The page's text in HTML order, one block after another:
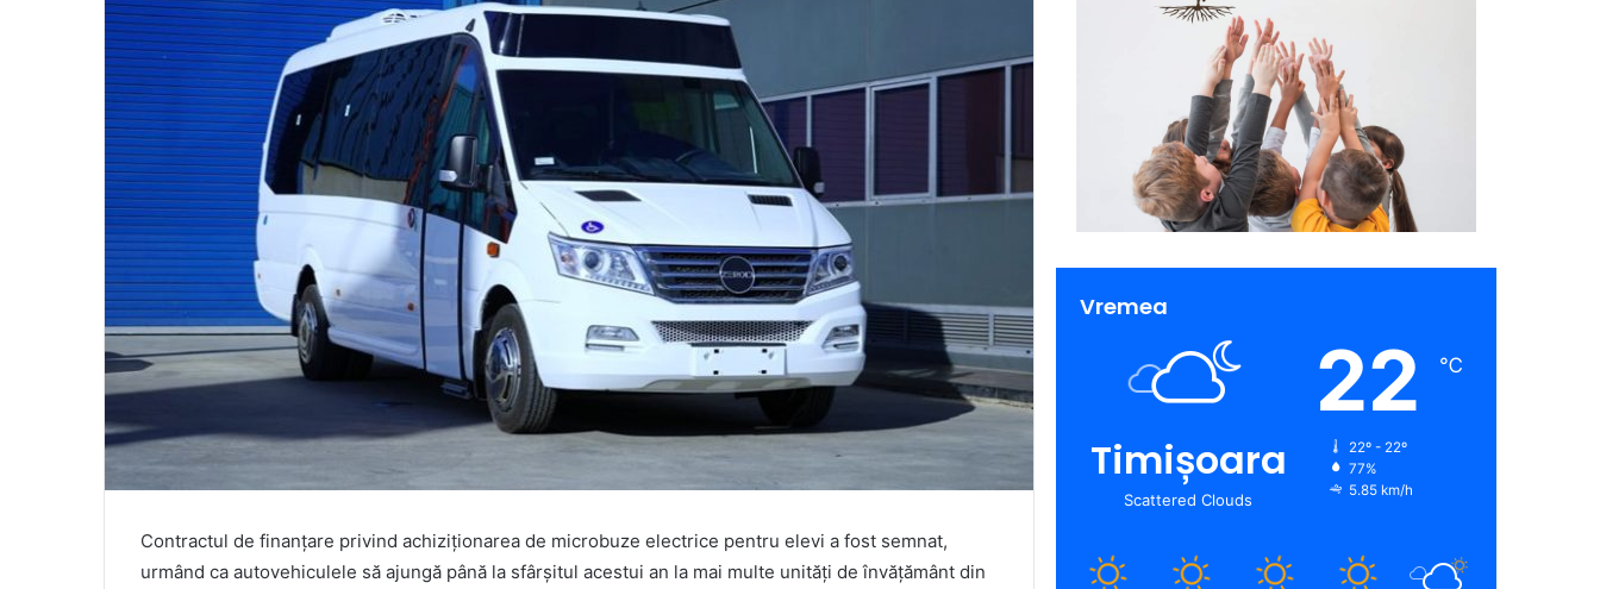
Contractul de finanțare privind achiziționarea de microbuze electrice pentru elevi a fost semnat,
urmând ca autovehiculele să ajungă până la sfârșitul acestui an la mai multe unități de învățământ din
Vremea
Timișoara
Scattered Clouds
22 ℃
22º - 22º
77%
5.85 km/h